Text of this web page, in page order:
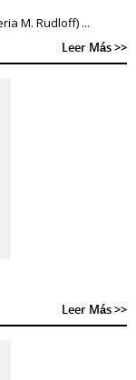
M. Rudloff) ...
Leer Más >>
Leer Más >>